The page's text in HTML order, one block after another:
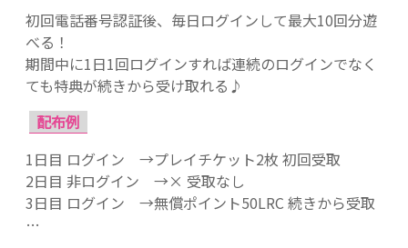
初回電話番号認証後、毎日ログインして最大10回分遊
べる！
期間中に1日1回ログインすれば連続のログインでなく
ても特典が続きから受け取れる♪
配布例
1日目 ログイン →プレイチケット2枚 初回受取
2日目 非ログイン →× 受取なし
3日目 ログイン →無償ポイント50LRC 続きから受取
…